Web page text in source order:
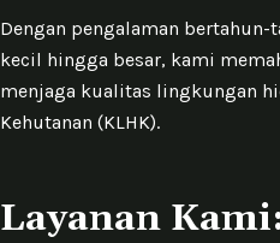
Dengan pengalaman
kecil hingga besar, kami
menjaga kualitas lingkungan
Kehutanan (KLHK).
Layanan Kami: